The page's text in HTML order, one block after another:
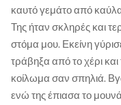
καυτό γεμάτο από
Της ήταν σκληρές και
στόμα μου. Εκείνη
τράβηξα από το χέρι
κοίλωμα σαν σπηλιά.
ενώ της έπιασα το